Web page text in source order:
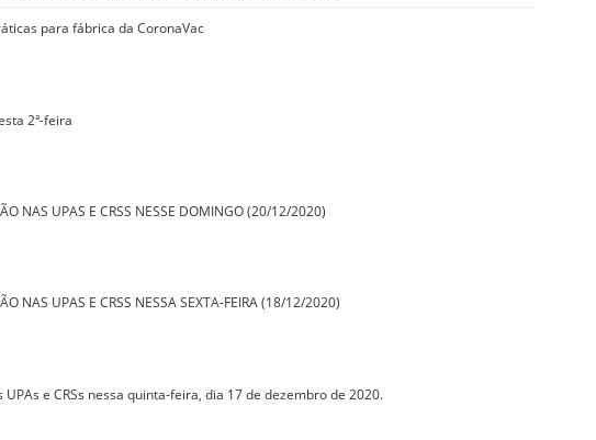
para fábrica da CoronaVac
2ª-feira
NAS UPAS E CRSS NESSE DOMINGO (20/12/2020)
NAS UPAS E CRSS NESSA SEXTA-FEIRA (18/12/2020)
e CRSs nessa quinta-feira, dia 17 de dezembro de 2020.